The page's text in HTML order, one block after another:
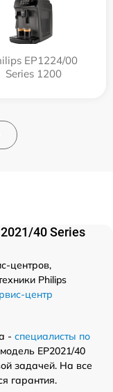
EP1224/00
Series 1200
40 Series
центров,
Philips
центр
- специалисты по
EP2021/40
задачей. На все
гарантия.